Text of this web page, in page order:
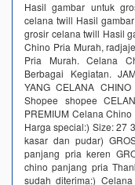
Hasil gambar untuk
celana twill Hasil
grosir celana twill Hasil
Chino Pria Murah,
Pria Murah. Celana
Berbagai Kegiatan.
YANG CELANA
Shopee shopee
PREMIUM Celana
Harga special:) Size: 27
kasar dan pudar)
panjang pria keren
chino panjang pria
sudah diterima:)